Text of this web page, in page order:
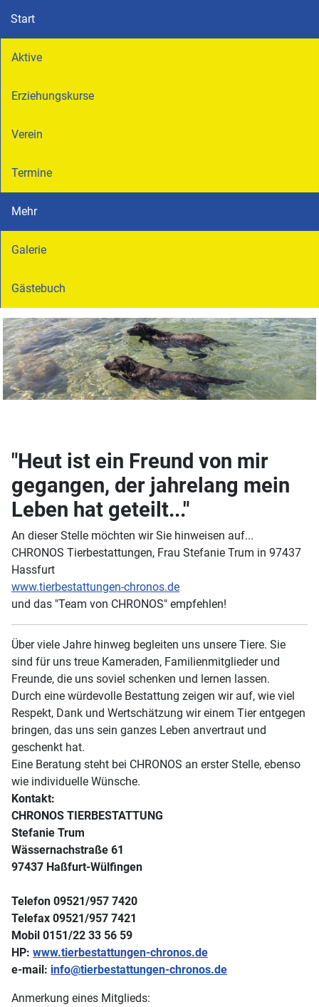
Start
Aktive
Erziehungskurse
Verein
Termine
Mehr
Galerie
Gästebuch
"Heut ist ein Freund von mir
gegangen, der jahrelang mein
Leben hat geteilt..."
An dieser Stelle möchten wir Sie hinweisen auf...
CHRONOS Tierbestattungen, Frau Stefanie Trum in 97437
Hassfurt
www.tierbestattungen-chronos.de
und das "Team von CHRONOS" empfehlen!
Über viele Jahre hinweg begleiten uns unsere Tiere. Sie
sind für uns treue Kameraden, Familienmitglieder und
Freunde, die uns soviel schenken und lernen lassen.
Durch eine würdevolle Bestattung zeigen wir auf, wie viel
Respekt, Dank und Wertschätzung wir einem Tier entgegen
bringen, das uns sein ganzes Leben anvertraut und
geschenkt hat.
Eine Beratung steht bei CHRONOS an erster Stelle, ebenso
wie individuelle Wünsche.
Kontakt:
CHRONOS TIERBESTATTUNG
Stefanie Trum
Wässernachstraße 61
97437 Haßfurt-Wülfingen
Telefon 09521/957 7420
Telefax 09521/957 7421
Mobil 0151/22 33 56 59
HP: www.tierbestattungen-chronos.de
e-mail: info@tierbestattungen-chronos.de
Anmerkung eines Mitglieds: